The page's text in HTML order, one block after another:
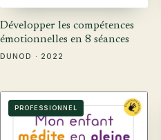
Développer les compétences
émotionnelles en 8 séances
DUNOD · 2022
PROFESSIONNEL